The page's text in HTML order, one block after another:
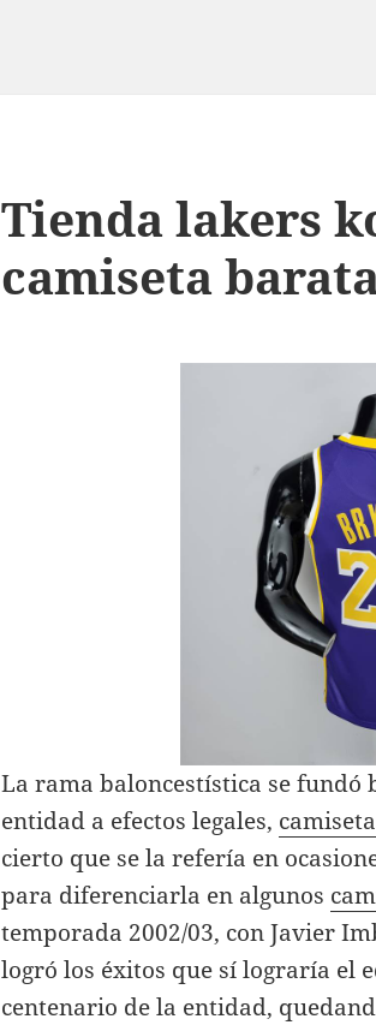
Tienda lakers
camiseta
La rama baloncestística se fundó
entidad a efectos legales,
cierto que se la refería en
para diferenciarla en algunos
temporada 2002/03, con Javier
logró los éxitos que sí lograría el
centenario de la entidad,